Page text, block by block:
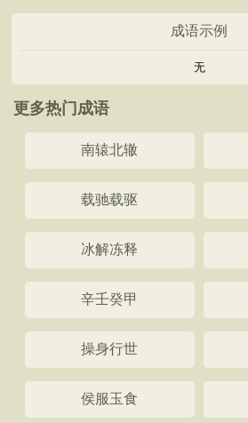
成语示例
无
更多热门成语
南辕北辙
载驰载驱
冰解冻释
辛壬癸甲
操身行世
侯服玉食